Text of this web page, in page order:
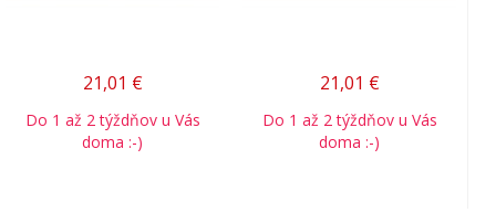
21,01 €
Do 1 až 2 týždňov u Vás
doma :-)
21,01 €
Do 1 až 2 týždňov u Vás
doma :-)